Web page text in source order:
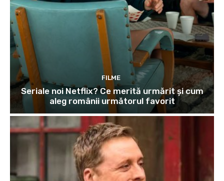
FILME
Seriale noi Netflix? Ce merită urmărit și cum
aleg românii următorul favorit